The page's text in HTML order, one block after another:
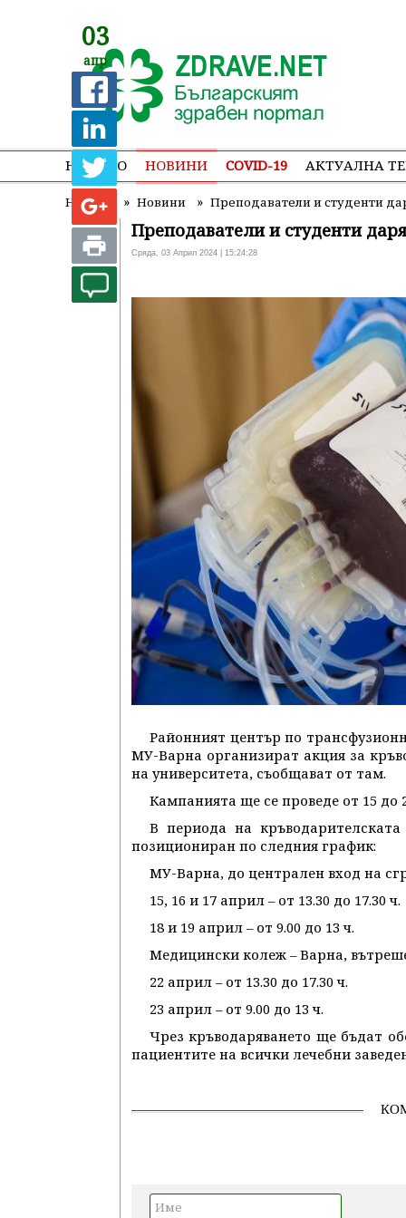
НАЧАЛО НОВИНИ COVID-19 АКТУАЛНА
Начало » Новини » Преподаватели и студенти
03
апр
Преподаватели и студенти
Сряда, 03 Април 2024 | 15:24:28
Районният център по
МУ-Варна организират акция за
на университета, съобщават от там.
Кампанията ще се проведе от 15 до
В периода на
позициониран по следния график:
МУ-Варна, до централен вход на
15, 16 и 17 април – от 13.30 до 17.30 ч.
18 и 19 април – от 9.00 до 13 ч.
Медицински колеж – Варна,
22 април – от 13.30 до 17.30 ч.
23 април – от 9.00 до 13 ч.
Чрез кръводаряването ще бъдат
пациентите на всички лечебни